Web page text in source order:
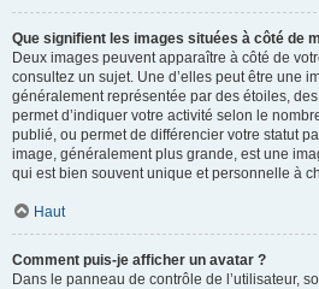
Que signifient les images situées à côté de
Deux images peuvent apparaître à côté de
consultez un sujet. Une d’elles peut être une
généralement représentée par des étoiles,
permet d’indiquer votre activité selon le
publié, ou permet de différencier votre statut
image, généralement plus grande, est une
qui est bien souvent unique et personnelle à
Haut
Comment puis-je afficher un avatar ?
Dans le panneau de contrôle de l’utilisateur,